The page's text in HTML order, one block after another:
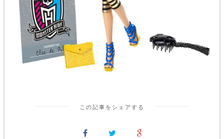
この記事をシェアする